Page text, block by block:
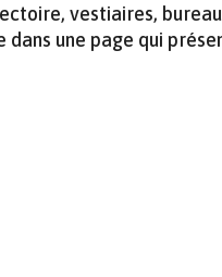
vestiaires,
dans une page qui